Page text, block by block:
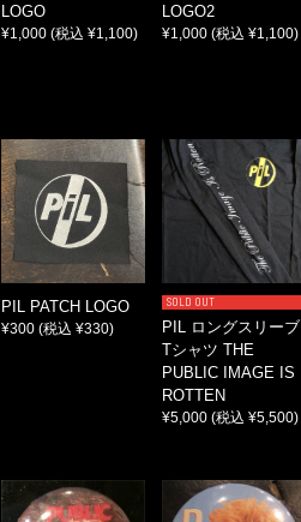
LOGO
¥1,000 (税込 ¥1,100)
LOGO2
¥1,000 (税込 ¥1,100)
PIL PATCH LOGO
¥300 (税込 ¥330)
SOLD OUT
PIL ロングスリーブ
Tシャツ THE
PUBLIC IMAGE IS
ROTTEN
¥5,000 (税込 ¥5,500)